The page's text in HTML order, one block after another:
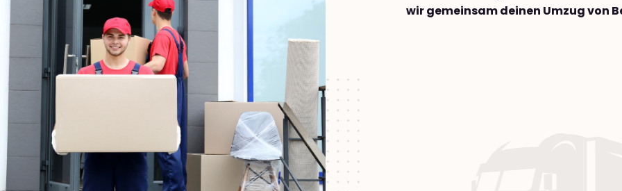
wir gemeinsam deinen Umzug von